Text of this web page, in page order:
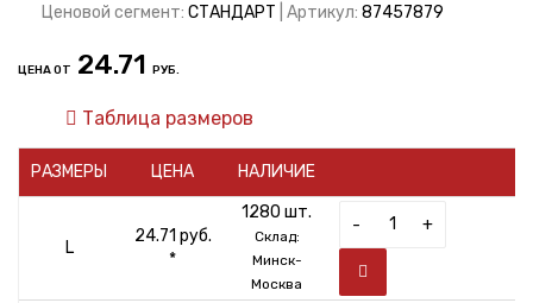
Ценовой сегмент: СТАНДАРТ | Артикул: 87457879
ЦЕНА ОТ 24.71 РУБ.
Таблица размеров
РАЗМЕРЫ ЦЕНА НАЛИЧИЕ
L
24.71 руб.
*
1280 шт.
Склад:
Минск-
Москва
- +